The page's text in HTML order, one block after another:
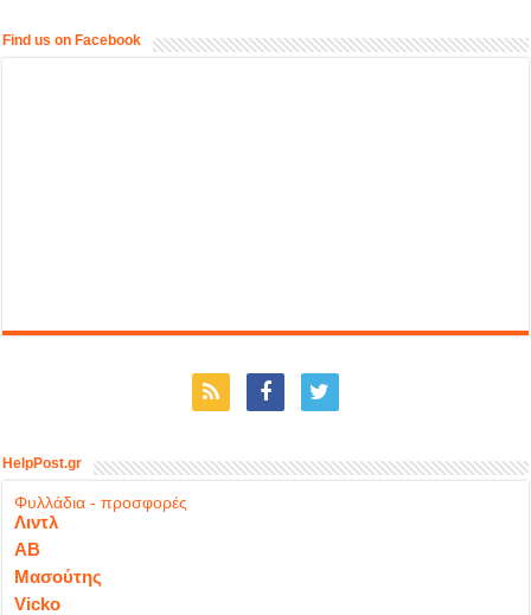
Find us on Facebook
HelpPost.gr
Φυλλάδια - προσφορές
Λιντλ
ΑΒ
Μασούτης
Vicko